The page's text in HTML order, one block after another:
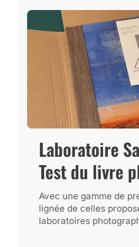
Laboratoire
Test du livre
Professional
remise)
Avec une gamme de
lignée de celles
laboratoires